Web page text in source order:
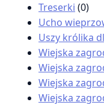
Treserki (0)
Ucho
Uszy królika
Wiejska
Wiejska
Wiejska
Wiejska